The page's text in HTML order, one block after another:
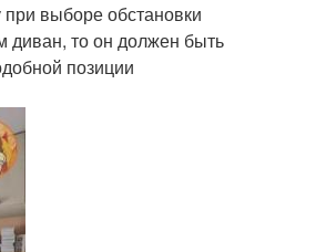
выборе обстановки
диван, то он должен быть
позиции